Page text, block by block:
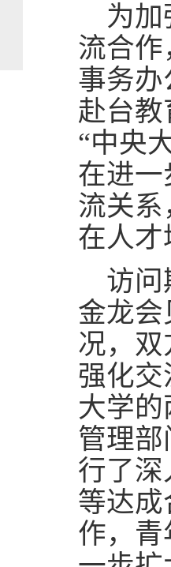
为
流合
事务
赴台
“中央
在进
流关
在人
访问
金龙
况，
强化交
大学
管理
行了
等达
作，